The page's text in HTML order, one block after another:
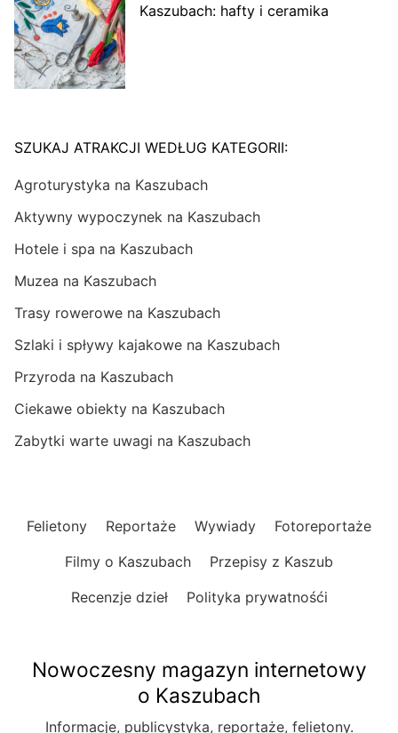
Kaszubach: hafty i ceramika
SZUKAJ ATRAKCJI WEDŁUG KATEGORII:
Agroturystyka na Kaszubach
Aktywny wypoczynek na Kaszubach
Hotele i spa na Kaszubach
Muzea na Kaszubach
Trasy rowerowe na Kaszubach
Szlaki i spływy kajakowe na Kaszubach
Przyroda na Kaszubach
Ciekawe obiekty na Kaszubach
Zabytki warte uwagi na Kaszubach
Felietony Reportaże Wywiady
Fotoreportaże
Filmy o Kaszubach
Przepisy z Kaszub
Recenzje dzieł
Polityka prywatnośći
Nowoczesny magazyn internetowy
o Kaszubach
Informacje, publicystyka, reportaże, felietony.